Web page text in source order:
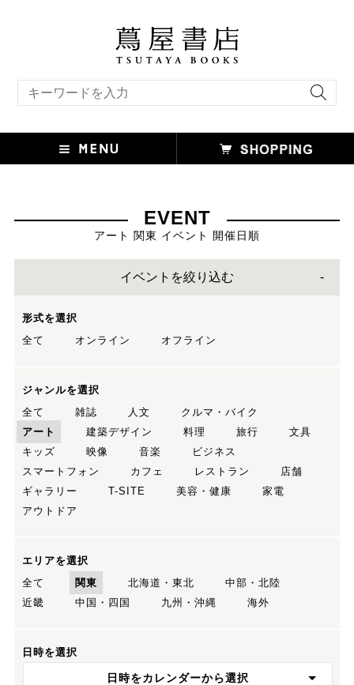
EVENT
アート 関東 イベント 開催日順
イベントを絞り込む
形式を選択
全て
オンライン オフライン
ジャンルを選択
全て
雑誌 人文
クルマ・バイク
アート
建築デザイン 料理 旅行
文具
キッズ
映像 音楽
ビジネス
スマートフォン
カフェ レストラン
店舗
ギャラリー
T-SITE 美容・健康
家電
アウトドア
エリアを選択
全て
関東 北海道・東北
中部・北陸
近畿
中国・四国 九州・沖縄 海外
日時を選択
日時をカレンダーから選択